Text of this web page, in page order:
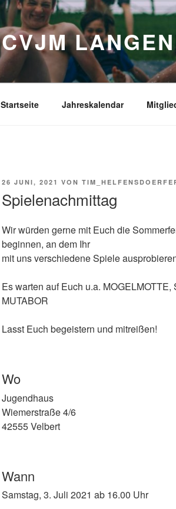
CVJM
Startseite Jahreskalendar
VERÖFFENTLICHT
26 JUNI, 2021 VON
Spielenachmittag
Wir würden gerne mit Euch die
beginnen, an dem Ihr
mit uns verschiedene Spiele
Es warten auf Euch u.a.
MUTABOR
Lasst Euch begeistern und mitreißen!
Wo
Jugendhaus
Wiemerstraße 4/6
42555 Velbert
Wann
Samstag, 3. Juli 2021 ab 16.00 Uhr